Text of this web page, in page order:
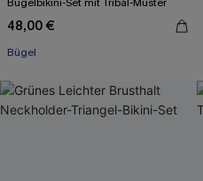
48,00 €
Bügel